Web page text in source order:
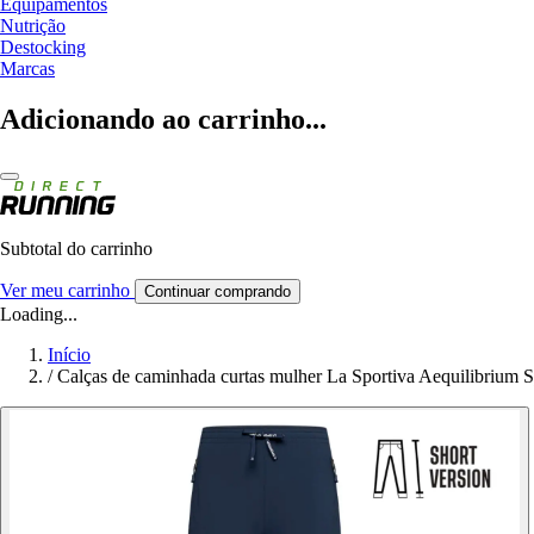
Equipamentos
Nutrição
Destocking
Marcas
Adicionando ao carrinho...
Subtotal do carrinho
Ver meu carrinho Continuar comprando
Loading...
Início
/ Calças de caminhada curtas mulher La Sportiva Aequilibrium